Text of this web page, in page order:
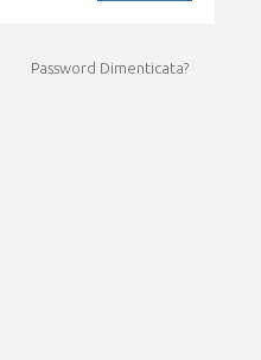
Password Dimenticata?